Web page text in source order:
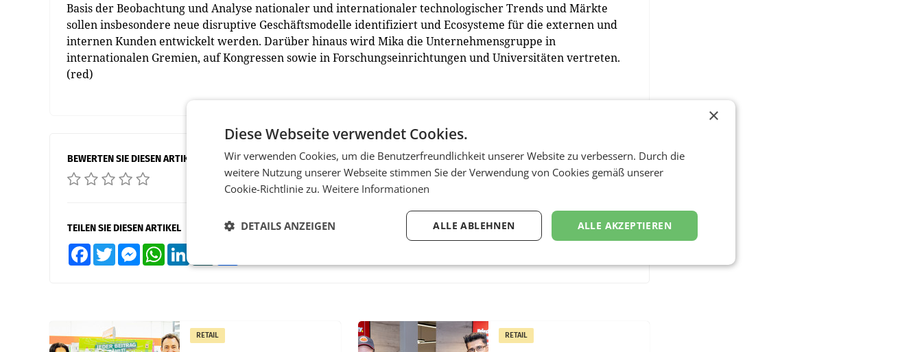
Basis der Beobachtung und Analyse nationaler und internationaler technologischer Trends und Märkte
sollen insbesondere neue disruptive Geschäftsmodelle identifiziert und Ecosysteme für die externen und
internen Kunden entwickelt werden. Darüber hinaus wird Mika die Unternehmensgruppe in
internationalen Gremien, auf Kongressen sowie in Forschungseinrichtungen und Universitäten vertreten.
(red)
BEWERTEN SIE DIESEN ARTIKEL
TEILEN SIE DIESEN ARTIKEL
FacebookTwitter MessengerWhatsApp
RETAIL RETAIL
×
Diese Webseite verwendet Cookies.
Wir verwenden Cookies, um die Benutzerfreundlichkeit unserer Website zu verbessern. Durch die
weitere Nutzung unserer Webseite stimmen Sie der Verwendung von Cookies gemäß unserer
Cookie-Richtlinie zu. Weitere Informationen
ALLE AKZEPTIEREN
ALLE ABLEHNEN
DETAILS ANZEIGEN